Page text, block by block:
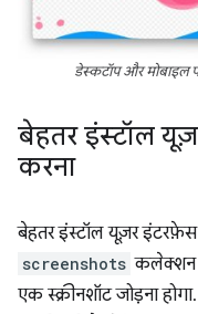
डेस्कटॉप और
बेहतर इंस्टॉल
करना
बेहतर इंस्टॉल यूज़र
screenshots कलेक्शन
एक स्क्रीनशॉट जोड़ना होगा.